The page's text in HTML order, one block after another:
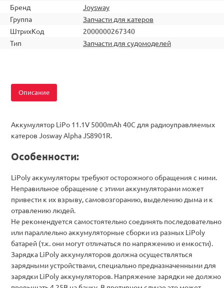
Бренд
Joysway
Группа
Запчасти для катеров
ШтрихКод
2000000267340
Тип
Запчасти для судомоделей
Описание
Аккумулятор LiPo 11.1V 5000mAh 40C для радиоуправляемых
катеров Josway Alpha JS8901R.
Особенности:
LiPoly аккумуляторы требуют осторожного обращения с ними.
Неправильное обращение с этими аккумуляторами может
привести к их взрыву, самовозгоранию, выделению дыма и к
отравлению людей.
Не рекомендуется самостоятельно соединять последовательно
или параллельно аккумуляторные сборки из разных LiPoly
батарей (т.к. они могут отличаться по напряжению и емкости).
Зарядка LiPoly аккумуляторов должна осуществляться
зарядными устройствами, специально предназначенными для
зарядки LiPoly аккумуляторов. Напряжение зарядки не должно